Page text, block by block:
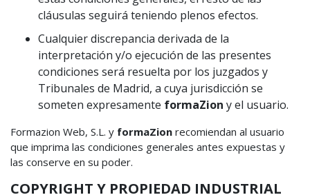
cláusulas seguirá teniendo plenos efectos.
Cualquier discrepancia derivada de la
interpretación y/o ejecución de las presentes
condiciones será resuelta por los juzgados y
Tribunales de Madrid, a cuya jurisdicción se
someten expresamente formaZion y el usuario.
Formazion Web, S.L. y formaZion recomiendan al usuario
que imprima las condiciones generales antes expuestas y
las conserve en su poder.
COPYRIGHT Y PROPIEDAD INDUSTRIAL